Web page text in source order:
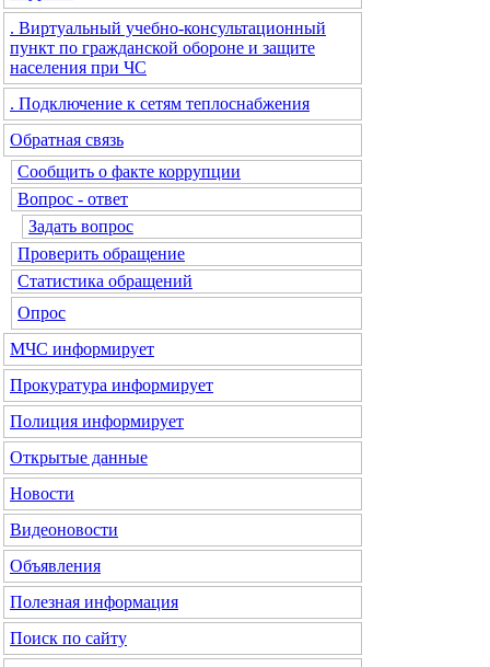
. Виртуальный учебно-консультационный
пункт по гражданской обороне и защите
населения при ЧС
. Подключение к сетям теплоснабжения
Обратная связь
Сообщить о факте коррупции
Вопрос - ответ
Задать вопрос
Проверить обращение
Статистика обращений
Опрос
МЧС информирует
Прокуратура информирует
Полиция информирует
Открытые данные
Новости
Видеоновости
Объявления
Полезная информация
Поиск по сайту